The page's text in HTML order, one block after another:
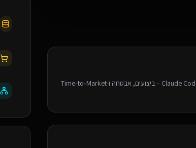
בפיתוח מואץ עם Claude Code – ביצועים, אבטחה ו‑Time‑to‑Market